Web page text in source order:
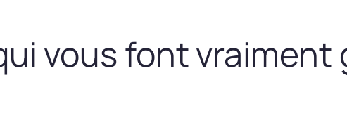
vous font vraiment